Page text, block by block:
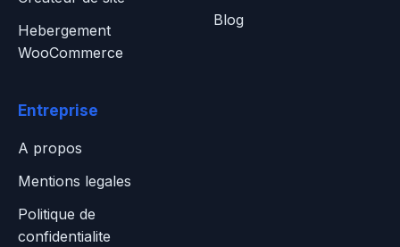
Hebergement
WooCommerce
Blog
Entreprise
A propos
Mentions legales
Politique de
confidentialite